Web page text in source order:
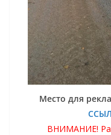
Место для
ВНИМАНИЕ!